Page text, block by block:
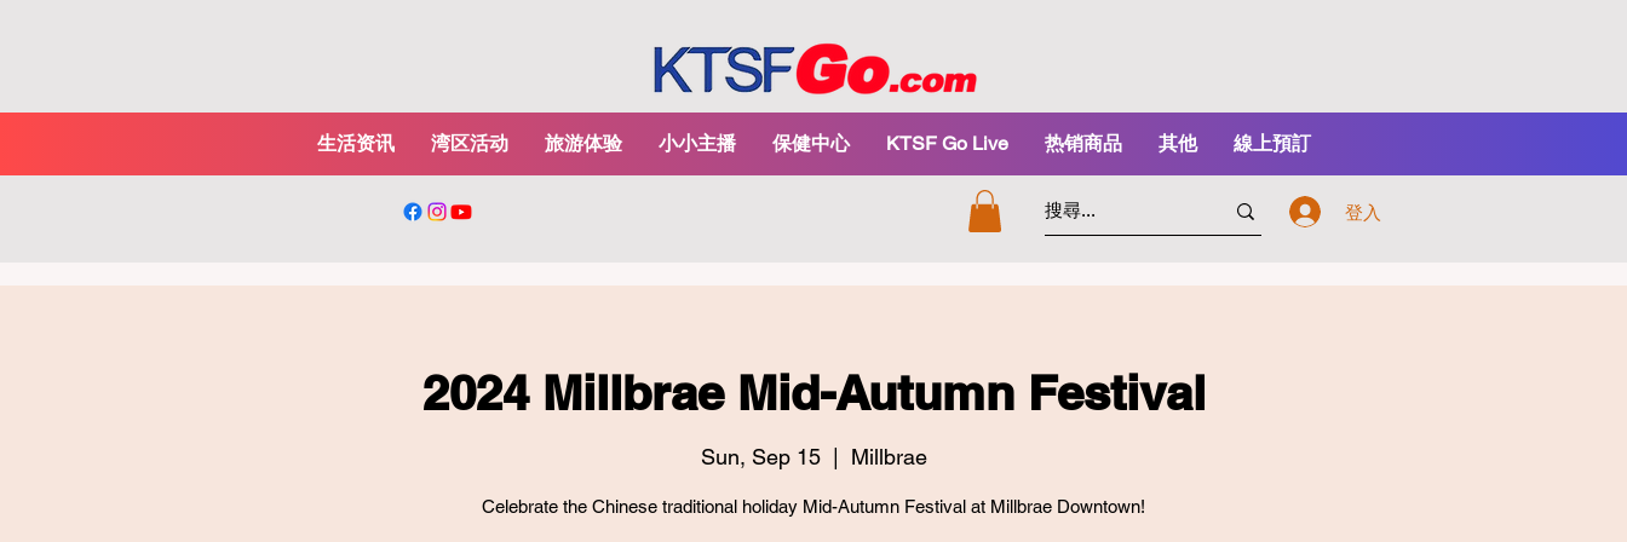
生活资讯 湾区活动 旅游体验 小小主播 保健中心 KTSF Go Live 热销商品 其他 線上預訂
登入
2024 Millbrae Mid-Autumn Festival
Sun, Sep 15
  |
Millbrae
Celebrate the Chinese traditional holiday Mid-Autumn Festival at Millbrae Downtown!